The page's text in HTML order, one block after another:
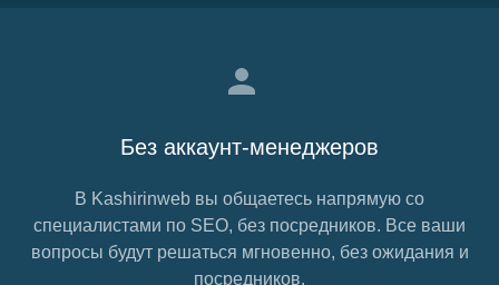
Без аккаунт-менеджеров
В Kashirinweb вы общаетесь напрямую со
специалистами по SEO, без посредников. Все ваши
вопросы будут решаться мгновенно, без ожидания и
посредников.